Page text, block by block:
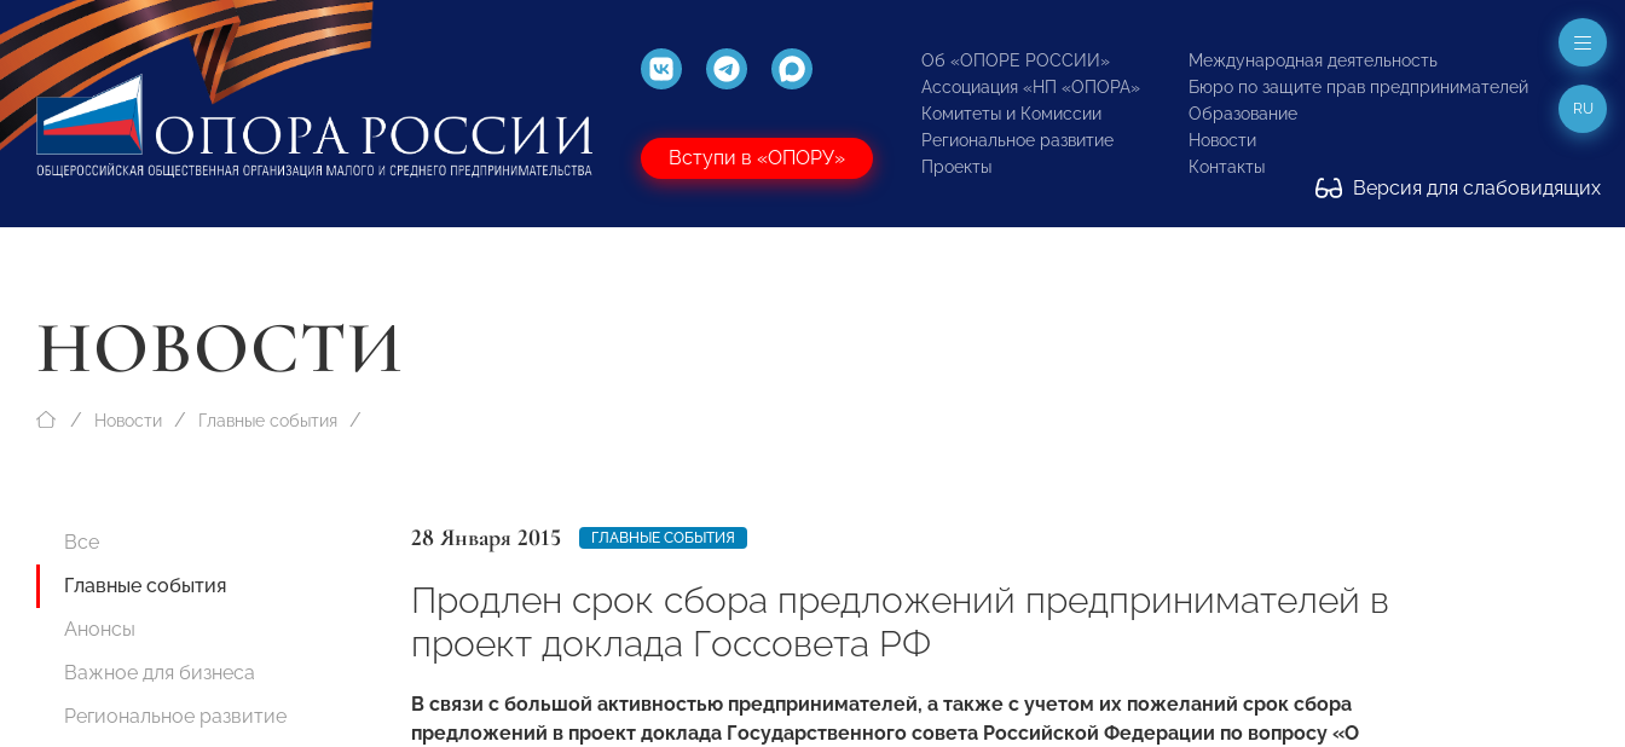
Вступи в «ОПОРУ»
Об «ОПОРЕ РОССИИ»
Ассоциация «НП «ОПОРА»
Комитеты и Комиссии
Региональное развитие
Проекты
Международная деятельность
Бюро по защите прав предпринимателей
Образование
Новости
Контакты
Версия для слабовидящих
RU
НОВОСТИ
Новости Главные события
Все
Главные события
Анонсы
Важное для бизнеса
Региональное развитие
28 Января 2015 ГЛАВНЫЕ СОБЫТИЯ
Продлен срок сбора предложений предпринимателей в
проект доклада Госсовета РФ
В связи с большой активностью предпринимателей, а также с учетом их пожеланий срок сбора
предложений в проект доклада Государственного совета Российской Федерации по вопросу «О